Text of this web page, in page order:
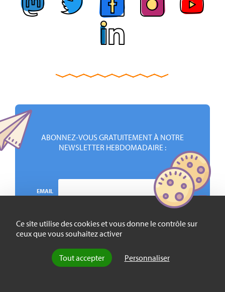
Ce site utilise des cookies et vous donne le contrôle sur
ceux que vous souhaitez activer
Tout accepter Personnaliser
ABONNEZ-VOUS GRATUITEMENT À NOTRE
NEWSLETTER HEBDOMADAIRE :
EMAIL